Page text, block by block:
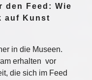
den Feed: Wie
auf Kunst
in die Museen.
erhalten vor
die sich im Feed